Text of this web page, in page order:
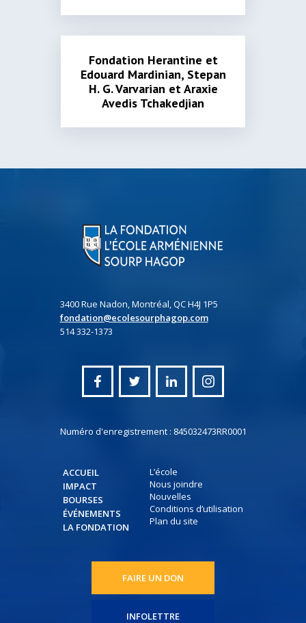
Fondation Herantine et
Edouard Mardinian, Stepan
H. G. Varvarian et Araxie
Avedis Tchakedjian
3400 Rue Nadon, Montréal, QC H4J 1P5
fondation@ecolesourphagop.com
514 332-1373
Numéro d'enregistrement : 845032473RR0001
ACCUEIL
IMPACT
BOURSES
ÉVÉNEMENTS
LA FONDATION
L’école
Nous joindre
Nouvelles
Conditions d’utilisation
Plan du site
INFOLETTRE
FAIRE UN DON